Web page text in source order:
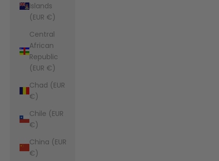
Islands
(EUR €)
Central
African
Republic
(EUR €)
Chad (EUR
€)
Chile (EUR
€)
China (EUR
€)